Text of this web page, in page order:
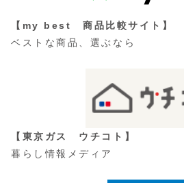
【my best 商品比較サイト】
ベストな商品、選ぶなら
【東京ガス ウチコト】
暮らし情報メディア